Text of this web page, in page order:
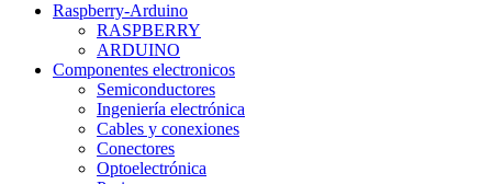
Raspberry-Arduino
RASPBERRY
ARDUINO
Componentes electronicos
Semiconductores
Ingeniería electrónica
Cables y conexiones
Conectores
Optoelectrónica